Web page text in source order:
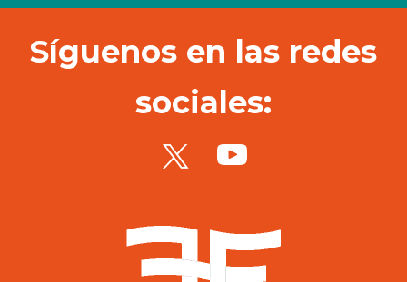
Síguenos en las redes
sociales: